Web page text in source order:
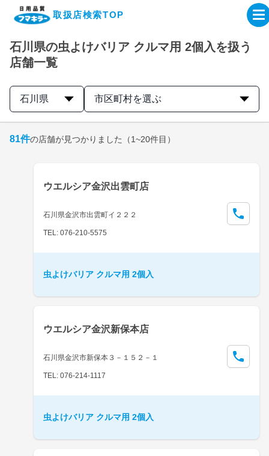
取扱店検索TOP
企業・IR情報サイト
製品情報サイト
取扱店検索はこちら
石川県の虫よけバリア クルマ用 2個入を扱う
店舗一覧
石川県 市区町村を選ぶ
81件の店舗が見つかりました （1~20件目）
ウエルシア金沢出雲町店
石川県金沢市出雲町イ２２２
TEL: 076-210-5575
虫よけバリア クルマ用 2個入
ウエルシア金沢新保本店
石川県金沢市新保本３－１５２－１
TEL: 076-214-1117
虫よけバリア クルマ用 2個入